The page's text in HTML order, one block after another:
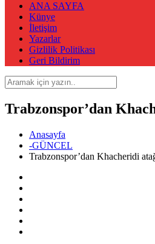
ANA SAYFA
Künye
İletişim
Yazarlar
Gizlilik Politikası
Geri Bildirim
Trabzonspor’dan
Anasayfa
-GÜNCEL
Trabzonspor’dan Khacheridi